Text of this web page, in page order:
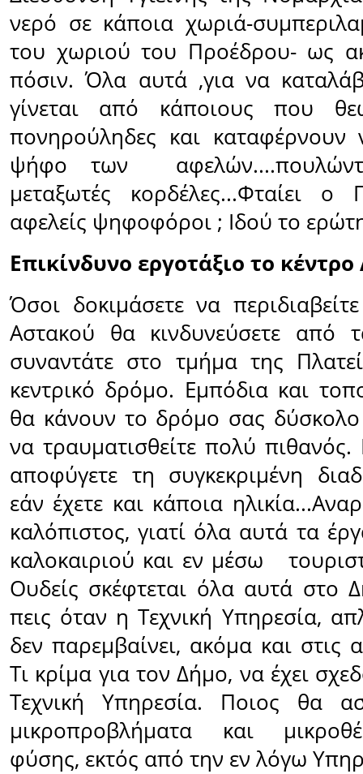
νερό σε κάποια χωριά-
του χωριού του Προέδρου- ως
πόσιν. Όλα αυτά ,για να
γίνεται από κάποιους που
πονηρούληδες και καταφέρνουν
ψήφο των
μεταξωτές κορδέλες...Φταίει
αφελείς ψηφοφόροι ; Ιδού το
Επικίνδυνο εργοτάξιο το
Όσοι δοκιμάσετε να
Αστακού θα κινδυνεύσετε από
συναντάτε στο τμήμα της
κεντρικό δρόμο. Εμπόδια και
θα κάνουν το δρόμο σας
να τραυματισθείτε πολύ πιθανός.
αποφύγετε τη συγκεκριμένη
εάν έχετε και κάποια
καλόπιστος, γιατί όλα αυτά τα
καλοκαιριού και εν μέσω
Ουδείς σκέφτεται όλα αυτά στο
πεις όταν η Τεχνική Υπηρεσία,
δεν παρεμβαίνει, ακόμα και στις
Τι κρίμα για τον Δήμο, να έχει
Τεχνική Υπηρεσία. Ποιος θα
μικροπροβλήματα και
φύσης, εκτός από την εν λόγω